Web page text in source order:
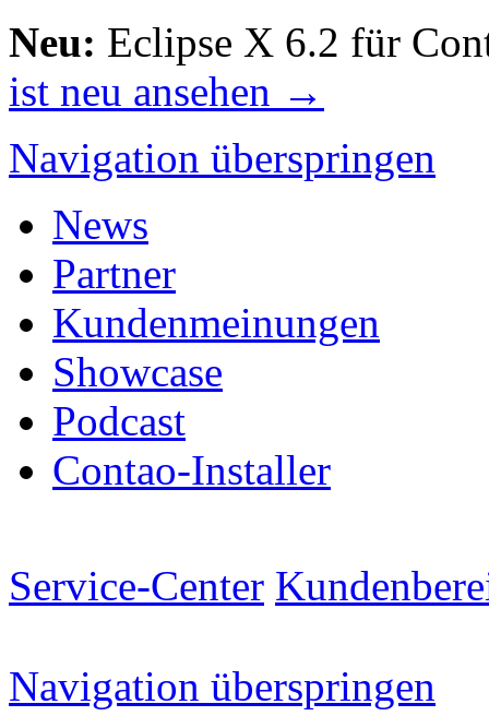
Neu: Eclipse X 6.2 für
ist neu ansehen →
Navigation überspringen
News
Partner
Kundenmeinungen
Showcase
Podcast
Contao-Installer
Service-Center
Navigation überspringen